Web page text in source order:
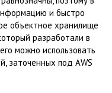
и быстро
объектное хранилище
разработали в
можно использовать
заточенных под AWS